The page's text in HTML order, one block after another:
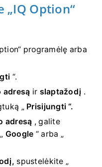
Option“
programėlę arba
“.
adresą ir slaptažodį .
„ Prisijungti “.
adresą , galite
Google “ arba „
spustelėkite „